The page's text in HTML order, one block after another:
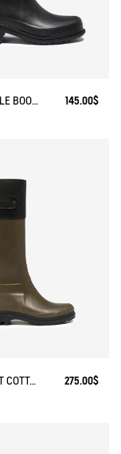
RAIN ANKLE BOOT FULFEEL
145.00$
RAIN BOOT COTTAGE COUNTRY-CLUB STYLE 275.00$